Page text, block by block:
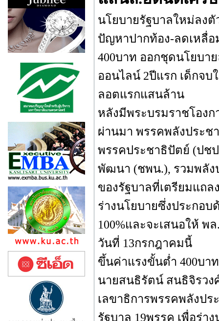
นโยบายรัฐบาลใหม่ลงตั
ปัญหาปากท้อง-ลดเหลื่อ
400บาท ออกชุดนโยบา
ออนไลน์ 2ปีแรก เด็กจ
ลอตแรกแสนล้าน
หลังมีพระบรมราชโอง
ผ่านมา พรรคพลังประช
พรรคประชาธิปัตย์ (ปช
พัฒนา (ชพน.), รวมพลัง
ของรัฐบาลที่เตรียมแถ
ร่างนโยบายซึ่งประกอ
100%และจะเสนอให้
วันที่ 13กรกฎาคมนี้
ขึ้นค่าแรงขั้นต่ำ 400บาท
นายสนธิรัตน์ สนธิจิรวง
เลขาธิการพรรคพลังป
รัฐบาล 19พรรค เพื่อร่า